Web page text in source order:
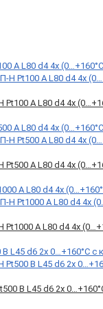
A L80 d4 4x
A L80 d4 4x
A L80 d4 4x
B L45 d6 2х